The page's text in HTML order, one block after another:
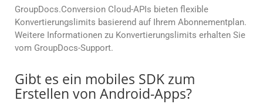
GroupDocs.Conversion Cloud-APIs bieten flexible
Konvertierungslimits basierend auf Ihrem Abonnementplan.
Weitere Informationen zu Konvertierungslimits erhalten Sie
vom GroupDocs-Support.
Gibt es ein mobiles SDK zum
Erstellen von Android-Apps?